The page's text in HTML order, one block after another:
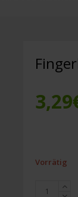
3,29
Vorrätig
Fingerling